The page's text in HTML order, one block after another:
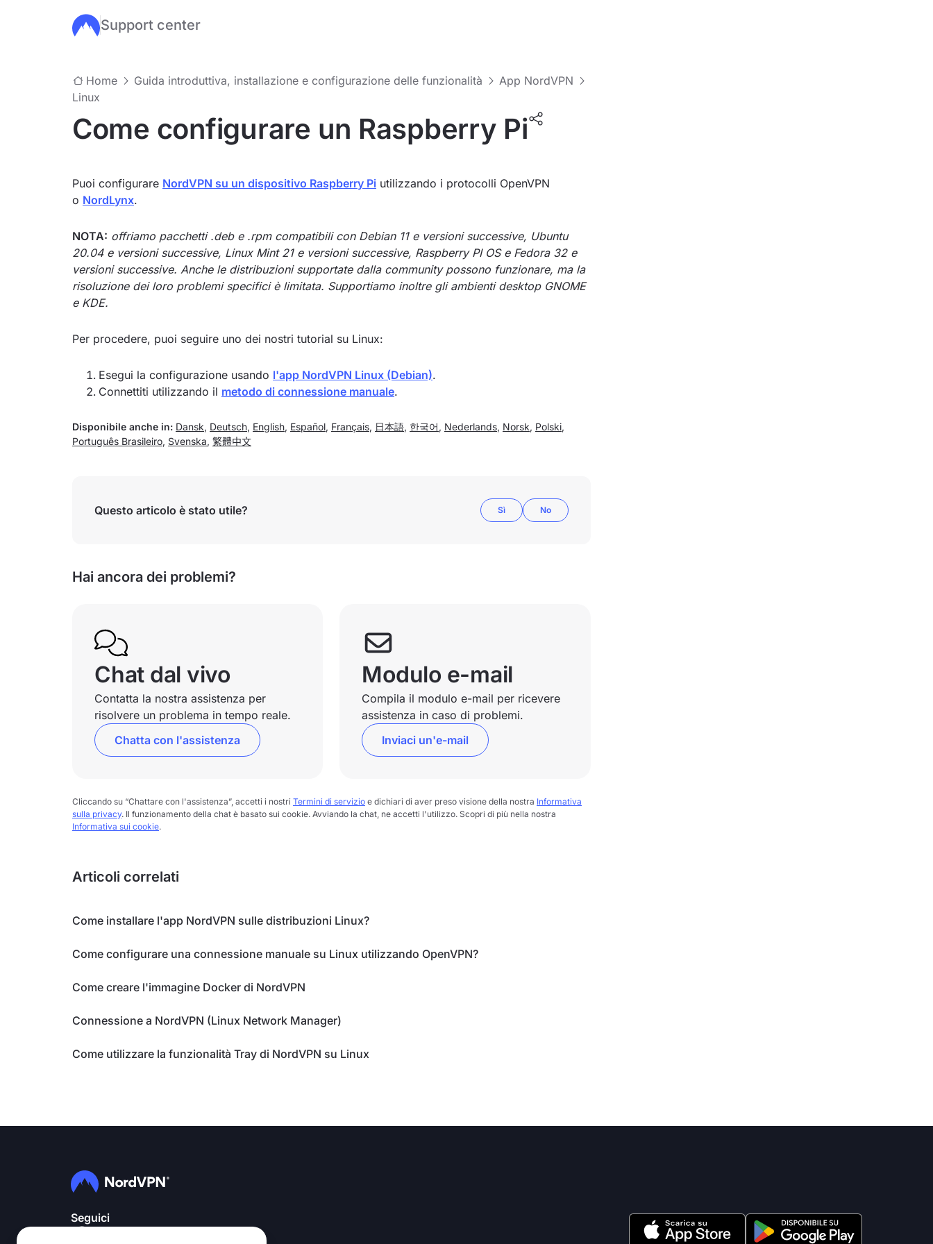
Salta al contenuto principale
Support center
Home Guida introduttiva, installazione e configurazione delle funzionalità
App NordVPN
Linux
Come configurare un Raspberry Pi
Puoi configurare NordVPN su un dispositivo Raspberry Pi utilizzando i protocolli OpenVPN
o NordLynx.
NOTA: offriamo pacchetti .deb e .rpm compatibili con Debian 11 e versioni successive, Ubuntu
20.04 e versioni successive, Linux Mint 21 e versioni successive, Raspberry PI OS e Fedora 32 e
versioni successive. Anche le distribuzioni supportate dalla community possono funzionare, ma la
risoluzione dei loro problemi specifici è limitata. Supportiamo inoltre gli ambienti desktop GNOME
e KDE.
Per procedere, puoi seguire uno dei nostri tutorial su Linux:
Esegui la configurazione usando l'app NordVPN Linux (Debian).
Connettiti utilizzando il metodo di connessione manuale.
Disponibile anche in: Dansk, Deutsch, English, Español, Français, 日本語, 한국어 , Nederlands, Norsk, Polski,
Português Brasileiro, Svenska, 繁體中文
Questo articolo è stato utile? Sì No
Hai ancora dei problemi?
Chat dal vivo
Contatta la nostra assistenza per
risolvere un problema in tempo reale.
Chatta con l'assistenza
Modulo e-mail
Compila il modulo e-mail per ricevere
assistenza in caso di problemi.
Inviaci un'e-mail
Cliccando su “Chattare con l'assistenza”, accetti i nostri Termini di servizio e dichiari di aver preso visione della nostra Informativa
sulla privacy. Il funzionamento della chat è basato sui cookie. Avviando la chat, ne accetti l'utilizzo. Scopri di più nella nostra
Informativa sui cookie.
Articoli correlati
Come installare l'app NordVPN sulle distribuzioni Linux?
Come configurare una connessione manuale su Linux utilizzando OpenVPN?
Come creare l'immagine Docker di NordVPN
Connessione a NordVPN (Linux Network Manager)
Come utilizzare la funzionalità Tray di NordVPN su Linux
Seguici